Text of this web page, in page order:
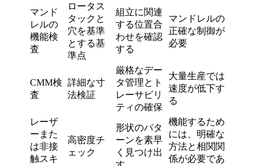
マンド
レルの
機能検
査
ロータス
タックと
穴を基準
とする基
準点
組立に関連
する位置合
わせを確認
する
マンドレルの
正確な制御が
必要
CMM検
査
詳細な寸
法検証
厳格なデー
タ管理とト
レーサビリ
ティの確保
大量生産では
速度が低下す
る
レーザ
ーまた
は非接
触スキ
高密度チ
ェック
形状のパタ
ーンを素早
く見つけ出
機能するため
には、明確な
方法と相関関
係が必要であ